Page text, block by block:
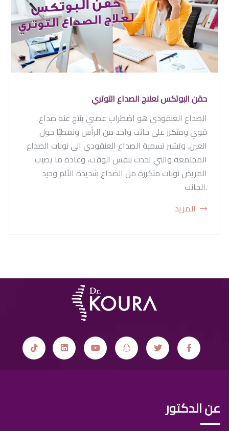
حقن البوتكس لعلاج الصداع التوتري
الصداع العنقودي هو اضطراب عصبي ينتج عنه صداع
قوي ومتكرر على جانب واحد من الرأس ونمطيًا حول
العين. وتشير تسمية الصداع العنقودي الى نوبات الصداع
المجتمعة والتي تحدث بنفس الوقت، وعادة ما يصيب
المريض نوبات متكررة من الصداع شديدة الألم وحيد
الجانب.
المزيد
عن الدكتور